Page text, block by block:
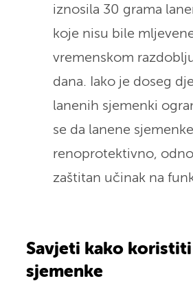
iznosila 30 grama
koje nisu bile
vremenskom
dana. Iako je doseg
lanenih sjemenki
se da lanene
renoprotektivno,
zaštitan učinak na
Savjeti kako
sjemenke